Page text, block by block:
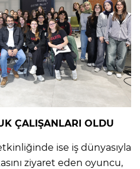
ÇALIŞANLARI OLDU
ise iş dünyasıyla
ziyaret eden oyuncu,